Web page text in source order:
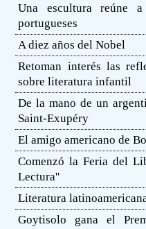
Una escultura reúne
portugueses
A diez años del Nobel
Retoman interés las
sobre literatura infantil
De la mano de un
Saint-Exupéry
El amigo americano de
Comenzó la Feria del
Lectura''
Literatura
Goytisolo gana el